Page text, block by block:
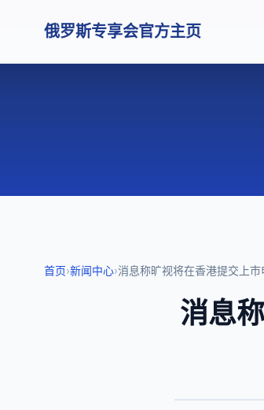
俄罗斯专享会官方主页
首页›新闻中心›消息称旷视将在香港提交上
消息